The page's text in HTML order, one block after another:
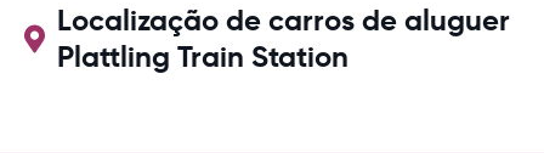
Localização de carros de aluguer
Plattling Train Station